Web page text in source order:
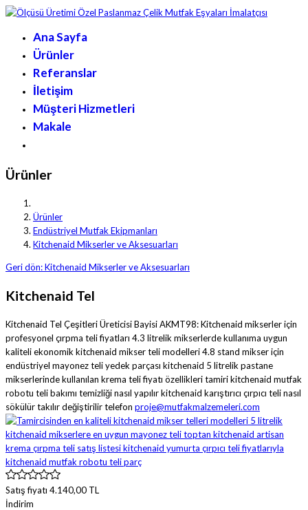
Ana Sayfa
Ürünler
Referanslar
İletişim
Müşteri Hizmetleri
Makale
Ürünler
Ürünler
Endüstriyel Mutfak Ekipmanları
Kitchenaid Mikserler ve Aksesuarları
Geri dön: Kitchenaid Mikserler ve Aksesuarları
Kitchenaid Tel
Kitchenaid Tel Çeşitleri Üreticisi Bayisi AKMT98: Kitchenaid mikserler için
profesyonel çırpma teli fiyatları 4.3 litrelik mikserlerde kullanıma uygun
kaliteli ekonomik kitchenaid mikser teli modelleri 4.8 stand mikser için
endüstriyel mayonez teli yedek parçası kitchenaid 5 litrelik pastane
mikserlerinde kullanılan krema teli fiyatı özellikleri tamiri kitchenaid mutfak
robotu teli bakımı temizliği nasıl yapılır kitchenaid karıştırıcı çırpıcı teli nasıl
sökülür takılır değiştirilir telefon proje@mutfakmalzemeleri.com
Satış fiyatı 4.140,00 TL
İndirim